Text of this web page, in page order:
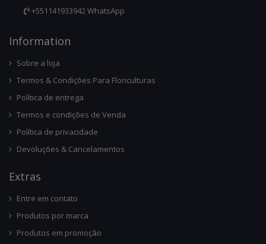
+551141933942 WhatsApp
InforMation
Sobre a loja
Termos & Condições Para Floriculturas
Política de entrega
Termos e condições de Venda
Política de privacidade
Devoluções & Cancelamentos
ExtRas
Entre em contato
Produtos por marca
Produtos em promoção